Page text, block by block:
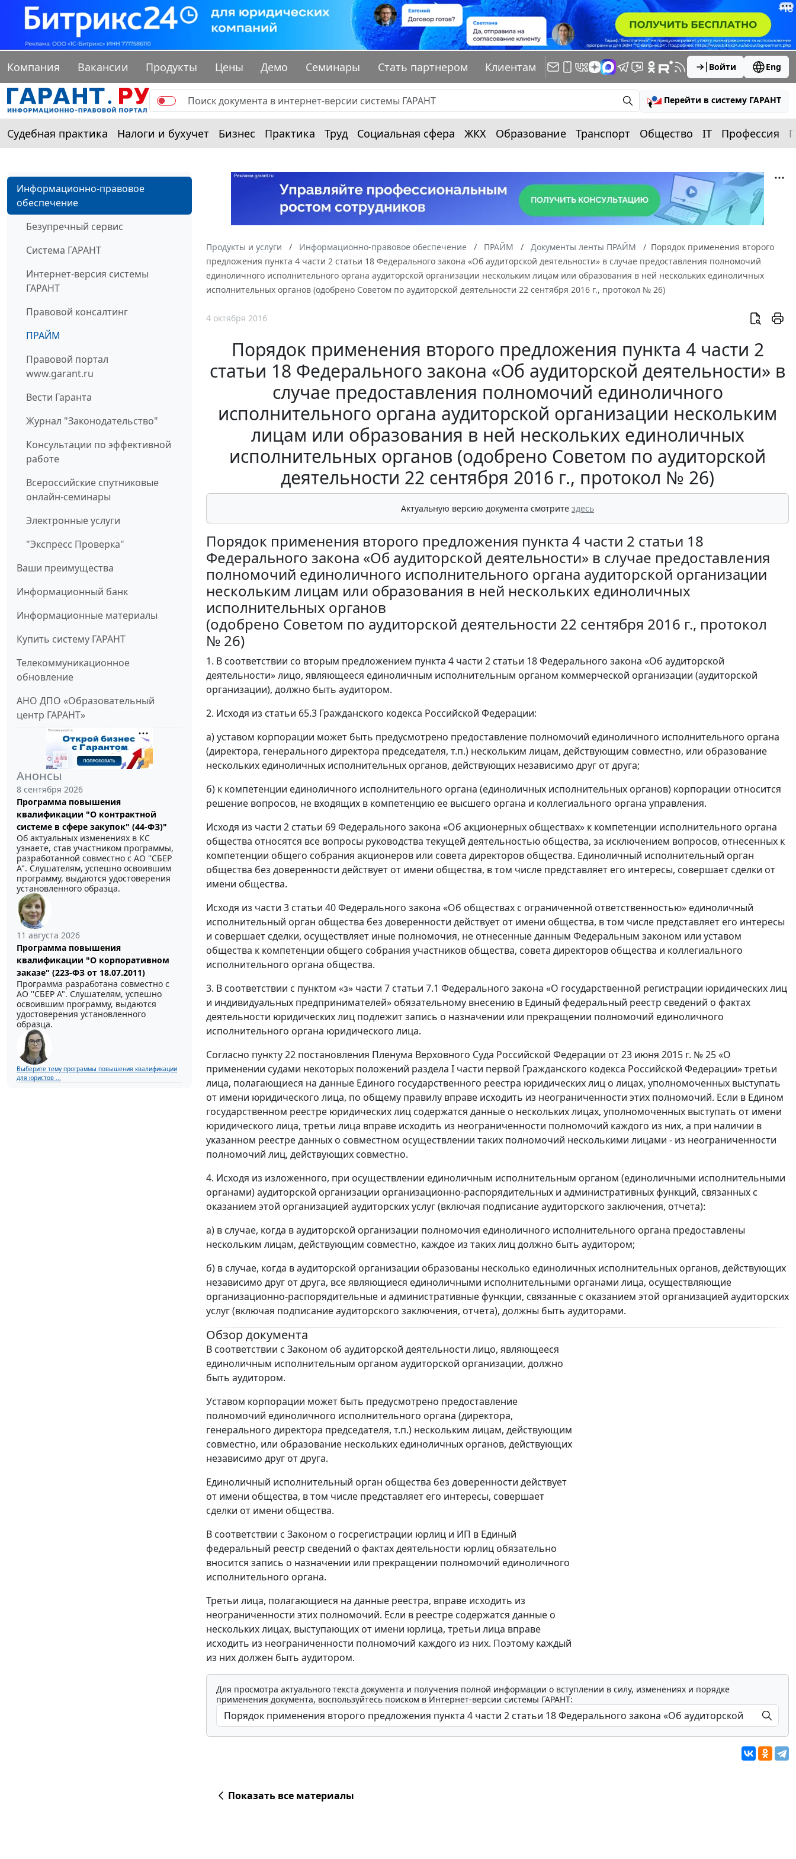
Компания Вакансии Продукты Цены Демо Семинары Стать партнером Клиентам Войти Eng
Перейти в систему ГАРАНТ
Судебная практика Налоги и бухучет Бизнес Практика Труд Социальная сфера ЖКХ Образование Транспорт Общество IT Профессия
Информационно-правовое
обеспечение
Безупречный сервис
Система ГАРАНТ
Интернет-версия системы
ГАРАНТ
Правовой консалтинг
ПРАЙМ
Правовой портал
www.garant.ru
Вести Гаранта
Журнал "Законодательство"
Консультации по эффективной
работе
Всероссийские спутниковые
онлайн-семинары
Электронные услуги
"Экспресс Проверка"
Ваши преимущества
Информационный банк
Информационные материалы
Купить систему ГАРАНТ
Телекоммуникационное
обновление
АНО ДПО «Образовательный
центр ГАРАНТ»
Анонсы
8 сентября 2026
Программа повышения
квалификации "О контрактной
системе в сфере закупок" (44-ФЗ)"
Об актуальных изменениях в КС
узнаете, став участником программы,
разработанной совместно с АО ''СБЕР
А". Слушателям, успешно освоившим
программу, выдаются удостоверения
установленного образца.
11 августа 2026
Программа повышения
квалификации "О корпоративном
заказе" (223-ФЗ от 18.07.2011)
Программа разработана совместно с
АО ''СБЕР А". Слушателям, успешно
освоившим программу, выдаются
удостоверения установленного
образца.
Выберите тему программы повышения квалификации
для юристов ...
Продукты и услуги Информационно-правовое обеспечение ПРАЙМ Документы ленты ПРАЙМ
Порядок применения второго
предложения пункта 4 части 2 статьи 18 Федерального закона «Об аудиторской деятельности» в случае предоставления полномочий
единоличного исполнительного органа аудиторской организации нескольким лицам или образования в ней нескольких единоличных
исполнительных органов (одобрено Советом по аудиторской деятельности 22 сентября 2016 г., протокол № 26)
4 октября 2016
Порядок применения второго предложения пункта 4 части 2
статьи 18 Федерального закона «Об аудиторской деятельности» в
случае предоставления полномочий единоличного
исполнительного органа аудиторской организации нескольким
лицам или образования в ней нескольких единоличных
исполнительных органов (одобрено Советом по аудиторской
деятельности 22 сентября 2016 г., протокол № 26)
Актуальную версию документа смотрите здесь
Порядок применения второго предложения пункта 4 части 2 статьи 18
Федерального закона «Об аудиторской деятельности» в случае предоставления
полномочий единоличного исполнительного органа аудиторской организации
нескольким лицам или образования в ней нескольких единоличных
исполнительных органов
(одобрено Советом по аудиторской деятельности 22 сентября 2016 г., протокол
№ 26)
1. В соответствии со вторым предложением пункта 4 части 2 статьи 18 Федерального закона «Об аудиторской
деятельности» лицо, являющееся единоличным исполнительным органом коммерческой организации (аудиторской
организации), должно быть аудитором.
2. Исходя из статьи 65.3 Гражданского кодекса Российской Федерации:
а) уставом корпорации может быть предусмотрено предоставление полномочий единоличного исполнительного органа
(директора, генерального директора председателя, т.п.) нескольким лицам, действующим совместно, или образование
нескольких единоличных исполнительных органов, действующих независимо друг от друга;
б) к компетенции единоличного исполнительного органа (единоличных исполнительных органов) корпорации относится
решение вопросов, не входящих в компетенцию ее высшего органа и коллегиального органа управления.
Исходя из части 2 статьи 69 Федерального закона «Об акционерных обществах» к компетенции исполнительного органа
общества относятся все вопросы руководства текущей деятельностью общества, за исключением вопросов, отнесенных к
компетенции общего собрания акционеров или совета директоров общества. Единоличный исполнительный орган
общества без доверенности действует от имени общества, в том числе представляет его интересы, совершает сделки от
имени общества.
Исходя из части 3 статьи 40 Федерального закона «Об обществах с ограниченной ответственностью» единоличный
исполнительный орган общества без доверенности действует от имени общества, в том числе представляет его интересы
и совершает сделки, осуществляет иные полномочия, не отнесенные данным Федеральным законом или уставом
общества к компетенции общего собрания участников общества, совета директоров общества и коллегиального
исполнительного органа общества.
3. В соответствии с пунктом «з» части 7 статьи 7.1 Федерального закона «О государственной регистрации юридических лиц
и индивидуальных предпринимателей» обязательному внесению в Единый федеральный реестр сведений о фактах
деятельности юридических лиц подлежит запись о назначении или прекращении полномочий единоличного
исполнительного органа юридического лица.
Согласно пункту 22 постановления Пленума Верховного Суда Российской Федерации от 23 июня 2015 г. № 25 «О
применении судами некоторых положений раздела I части первой Гражданского кодекса Российской Федерации» третьи
лица, полагающиеся на данные Единого государственного реестра юридических лиц о лицах, уполномоченных выступать
от имени юридического лица, по общему правилу вправе исходить из неограниченности этих полномочий. Если в Едином
государственном реестре юридических лиц содержатся данные о нескольких лицах, уполномоченных выступать от имени
юридического лица, третьи лица вправе исходить из неограниченности полномочий каждого из них, а при наличии в
указанном реестре данных о совместном осуществлении таких полномочий несколькими лицами - из неограниченности
полномочий лиц, действующих совместно.
4. Исходя из изложенного, при осуществлении единоличным исполнительным органом (единоличными исполнительными
органами) аудиторской организации организационно-распорядительных и административных функций, связанных с
оказанием этой организацией аудиторских услуг (включая подписание аудиторского заключения, отчета):
а) в случае, когда в аудиторской организации полномочия единоличного исполнительного органа предоставлены
нескольким лицам, действующим совместно, каждое из таких лиц должно быть аудитором;
б) в случае, когда в аудиторской организации образованы несколько единоличных исполнительных органов, действующих
независимо друг от друга, все являющиеся единоличными исполнительными органами лица, осуществляющие
организационно-распорядительные и административные функции, связанные с оказанием этой организацией аудиторских
услуг (включая подписание аудиторского заключения, отчета), должны быть аудиторами.
Обзор документа
В соответствии с Законом об аудиторской деятельности лицо, являющееся
единоличным исполнительным органом аудиторской организации, должно
быть аудитором.
Уставом корпорации может быть предусмотрено предоставление
полномочий единоличного исполнительного органа (директора,
генерального директора председателя, т.п.) нескольким лицам, действующим
совместно, или образование нескольких единоличных органов, действующих
независимо друг от друга.
Единоличный исполнительный орган общества без доверенности действует
от имени общества, в том числе представляет его интересы, совершает
сделки от имени общества.
В соответствии с Законом о госрегистрации юрлиц и ИП в Единый
федеральный реестр сведений о фактах деятельности юрлиц обязательно
вносится запись о назначении или прекращении полномочий единоличного
исполнительного органа.
Третьи лица, полагающиеся на данные реестра, вправе исходить из
неограниченности этих полномочий. Если в реестре содержатся данные о
нескольких лицах, выступающих от имени юрлица, третьи лица вправе
исходить из неограниченности полномочий каждого из них. Поэтому каждый
из них должен быть аудитором.
Для просмотра актуального текста документа и получения полной информации о вступлении в силу, изменениях и порядке
применения документа, воспользуйтесь поиском в Интернет-версии системы ГАРАНТ:
Показать все материалы